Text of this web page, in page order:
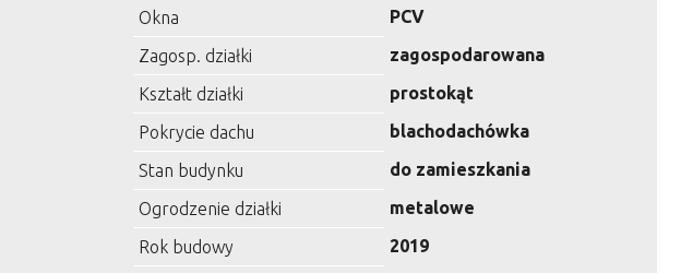
Okna
PCV
Zagosp. działki
zagospodarowana
Kształt działki
prostokąt
Pokrycie dachu
blachodachówka
Stan budynku
do zamieszkania
Ogrodzenie działki
metalowe
Rok budowy
2019